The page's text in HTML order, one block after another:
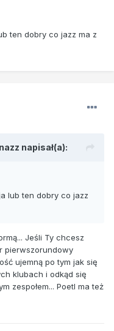
ten dobry co jazz ma z
napisał(a):
lub ten dobry co jazz
Jeśli Ty chcesz
pierwszorundowy
ujemną po tym jak się
klubach i odkąd się
zespołem... Poetl ma też